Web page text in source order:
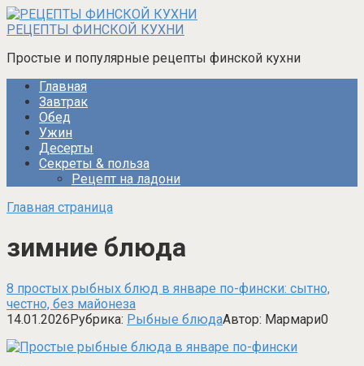
Перейти
к
РЕЦЕПТЫ ФИНСКОЙ КУХНИ
Простые и популярные рецепты финской кухни
Главная
Завтрак
Обед
Ужин
Десерты
Секреты & польза
Рецепт на ладони
Главная страница
зимние блюда
8 простых рыбных блюд в январе по-фински: сытно,
честно, без майонеза
14.01.2026Рубрика: Рыбные блюдаАвтор: Мармари0